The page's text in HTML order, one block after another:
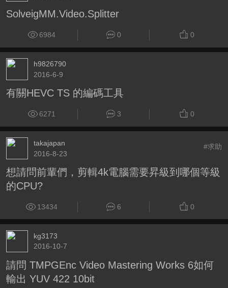
SolveigMM.Video.Splitter
6984 0 0
h9826790
2016-6-9
有關HEVC TS 的編碼工具
6271 3 0
takajapan
2016-8-23
#求助
想請問前輩們，剪輯4k電腦需要昇級到哪個等級
的CPU?
13434 6 0
kg3173
2016-10-7
請問 TMPGEnc Video Mastering Works 6如何
輸出 YUV 422 10bit